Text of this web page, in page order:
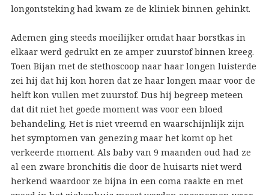
longontsteking had kwam ze de kliniek binnen gehinkt.
Ademen ging steeds moeilijker omdat haar borstkas in
elkaar werd gedrukt en ze amper zuurstof binnen kreeg.
Toen Bijan met de stethoscoop naar haar longen luisterde
zei hij dat hij kon horen dat ze haar longen maar voor de
helft kon vullen met zuurstof. Dus hij begreep meteen
dat dit niet het goede moment was voor een bloed
behandeling. Het is niet vreemd en waarschijnlijk zijn
het symptomen van genezing maar het komt op het
verkeerde moment. Als baby van 9 maanden oud had ze
al een zware bronchitis die door de huisarts niet werd
herkend waardoor ze bijna in een coma raakte en met